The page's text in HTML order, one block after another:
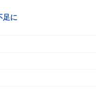
足に